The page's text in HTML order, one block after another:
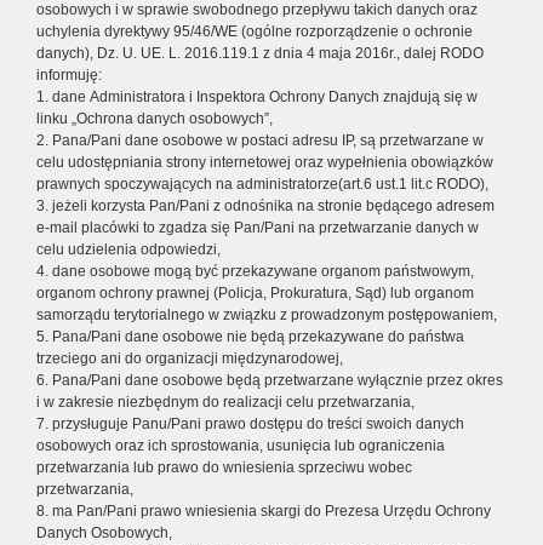
osobowych i w sprawie swobodnego przepływu takich danych oraz
uchylenia dyrektywy 95/46/WE (ogólne rozporządzenie o ochronie
danych), Dz. U. UE. L. 2016.119.1 z dnia 4 maja 2016r., dalej RODO
informuję:
1. dane Administratora i Inspektora Ochrony Danych znajdują się w
linku „Ochrona danych osobowych”,
2. Pana/Pani dane osobowe w postaci adresu IP, są przetwarzane w
celu udostępniania strony internetowej oraz wypełnienia obowiązków
prawnych spoczywających na administratorze(art.6 ust.1 lit.c RODO),
3. jeżeli korzysta Pan/Pani z odnośnika na stronie będącego adresem
e-mail placówki to zgadza się Pan/Pani na przetwarzanie danych w
celu udzielenia odpowiedzi,
4. dane osobowe mogą być przekazywane organom państwowym,
organom ochrony prawnej (Policja, Prokuratura, Sąd) lub organom
samorządu terytorialnego w związku z prowadzonym postępowaniem,
5. Pana/Pani dane osobowe nie będą przekazywane do państwa
trzeciego ani do organizacji międzynarodowej,
6. Pana/Pani dane osobowe będą przetwarzane wyłącznie przez okres
i w zakresie niezbędnym do realizacji celu przetwarzania,
7. przysługuje Panu/Pani prawo dostępu do treści swoich danych
osobowych oraz ich sprostowania, usunięcia lub ograniczenia
przetwarzania lub prawo do wniesienia sprzeciwu wobec
przetwarzania,
8. ma Pan/Pani prawo wniesienia skargi do Prezesa Urzędu Ochrony
Danych Osobowych,